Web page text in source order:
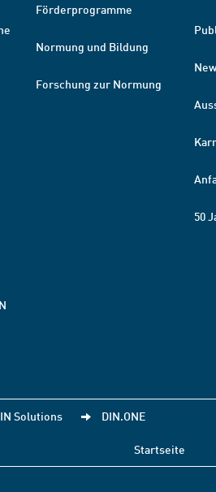
Förderprogramme
Normung und Bildung
Forschung zur Normung
50
Solutions DIN.ONE
Startseite